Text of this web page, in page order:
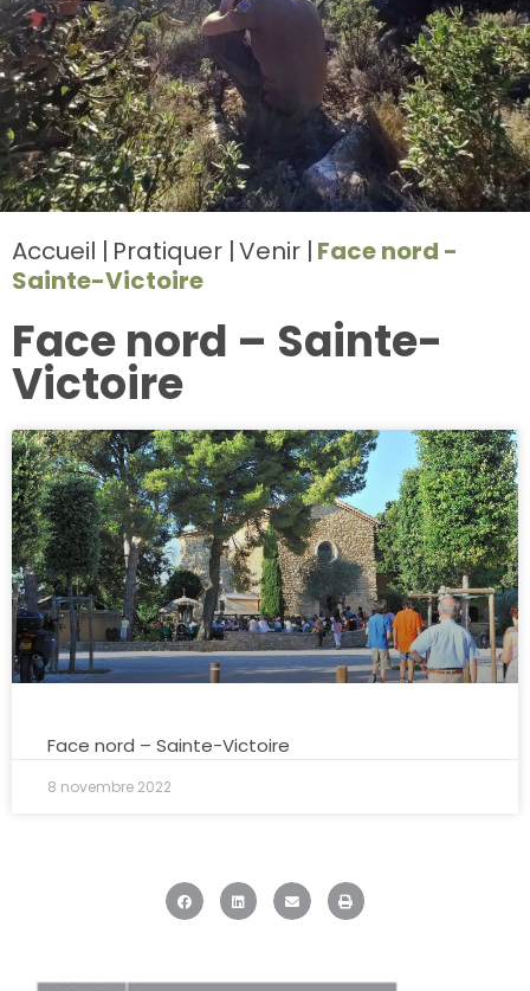
Accueil Pratiquer Venir Face nord -
Sainte-Victoire
Face nord – Sainte-
Victoire
Face nord – Sainte-Victoire
8 novembre 2022